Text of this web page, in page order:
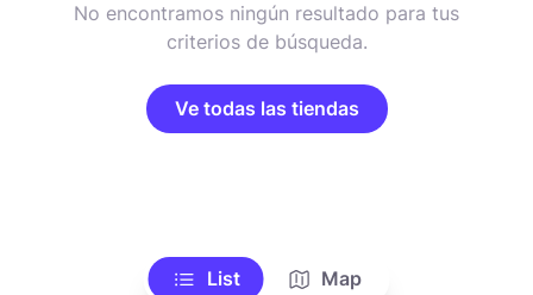
No encontramos ningún resultado para tus
criterios de búsqueda.
Ve todas las tiendas
List Map